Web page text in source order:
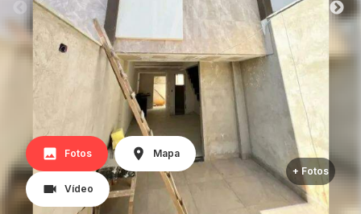
Fotos Mapa
Vídeo
+ Fotos